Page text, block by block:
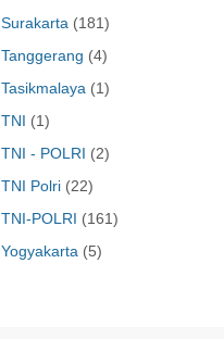
Surakarta (181)
Tanggerang (4)
Tasikmalaya (1)
TNI (1)
TNI - POLRI (2)
TNI Polri (22)
TNI-POLRI (161)
Yogyakarta (5)